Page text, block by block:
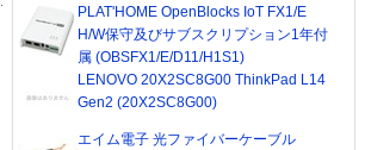
PLAT'HOME OpenBlocks IoT FX1/E
H/W保守及びサブスクリプション1年付
属 (OBSFX1/E/D11/H1S1)
LENOVO 20X2SC8G00 ThinkPad L14
Gen2 (20X2SC8G00)
エイム電子 光ファイバーケーブル